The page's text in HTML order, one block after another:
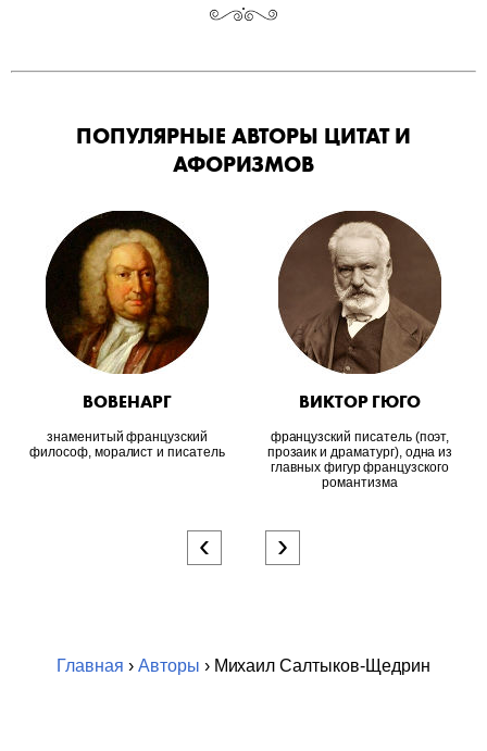
ПОПУЛЯРНЫЕ АВТОРЫ ЦИТАТ И
АФОРИЗМОВ
ВОВЕНАРГ
знаменитый французский
философ, моралист и писатель
ВИКТОР ГЮГО
французский писатель (поэт,
прозаик и драматург), одна из
главных фигур французского
романтизма
‹ ›
Главная › Авторы › Михаил Салтыков-Щедрин